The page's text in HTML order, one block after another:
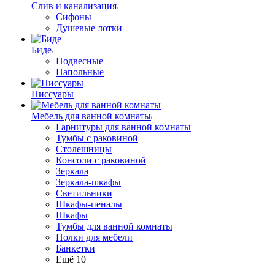
Слив и канализация
Сифоны
Душевые лотки
Биде
Подвесные
Напольные
Писсуары
Мебель для ванной комнаты
Гарнитуры для ванной комнаты
Тумбы с раковиной
Столешницы
Консоли с раковиной
Зеркала
Зеркала-шкафы
Светильники
Шкафы-пеналы
Шкафы
Тумбы для ванной комнаты
Полки для мебели
Банкетки
Ещё 10